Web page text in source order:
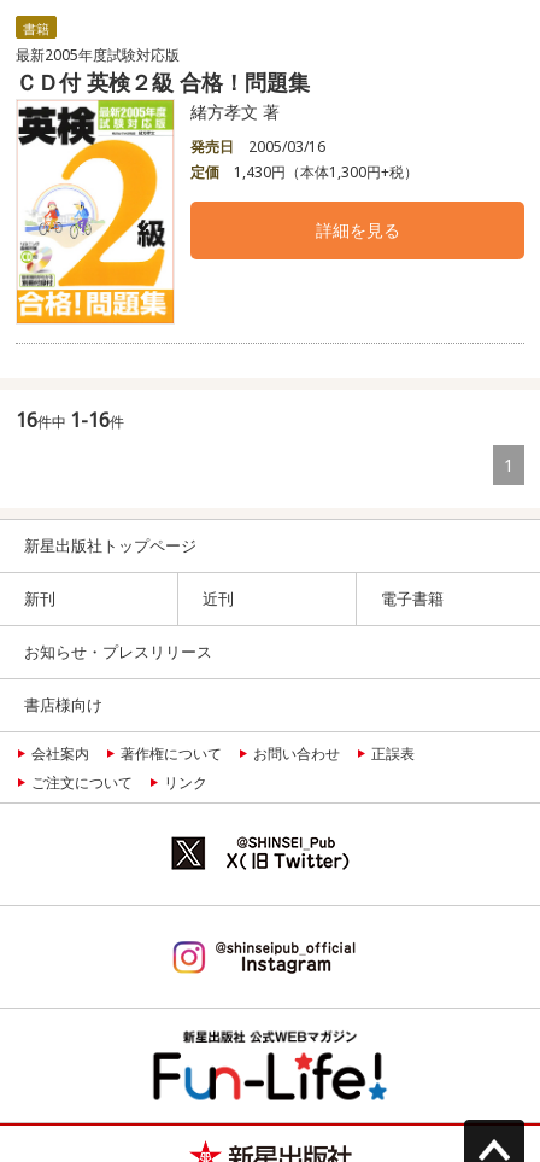
書籍
最新2005年度試験対応版
ＣＤ付 英検２級 合格！問題集
緒方孝文 著
発売日
2005/03/16
定価
1,430円（本体1,300円+税）
詳細を見る
16件中 1-16件
1
新星出版社トップページ
新刊 近刊 電子書籍
お知らせ・プレスリリース
書店様向け
会社案内 著作権について お問い合わせ
正誤表
ご注文について
リンク